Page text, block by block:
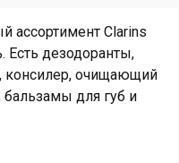
ассортимент Clarins
Есть дезодоранты,
консилер, очищающий
для губ и